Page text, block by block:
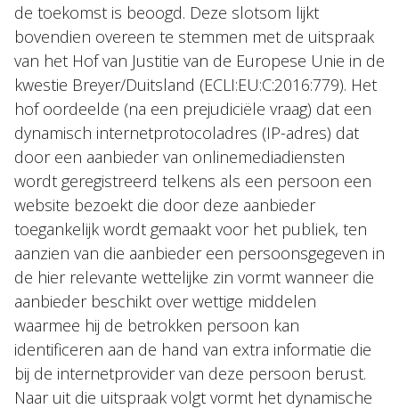
de toekomst is beoogd. Deze slotsom lijkt
bovendien overeen te stemmen met de uitspraak
van het Hof van Justitie van de Europese Unie in de
kwestie Breyer/Duitsland (ECLI:EU:C:2016:779). Het
hof oordeelde (na een prejudiciële vraag) dat een
dynamisch internetprotocoladres (IP-adres) dat
door een aanbieder van onlinemediadiensten
wordt geregistreerd telkens als een persoon een
website bezoekt die door deze aanbieder
toegankelijk wordt gemaakt voor het publiek, ten
aanzien van die aanbieder een persoonsgegeven in
de hier relevante wettelijke zin vormt wanneer die
aanbieder beschikt over wettige middelen
waarmee hij de betrokken persoon kan
identificeren aan de hand van extra informatie die
bij de internetprovider van deze persoon berust.
Naar uit die uitspraak volgt vormt het dynamische